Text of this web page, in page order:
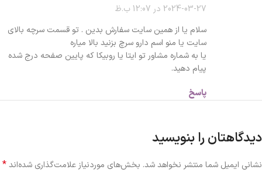
2024-03-27 در 12:07 ب.ظ
سلام یا از همین سایت سفارش بدین . تو قسمت سرچه بالای
سایت یا منو اسم دارو سرچ بزنید بالا میاره
یا به شماره مشاور تو ایتا یا روبیکا که پایین صفحه درج شده
پیام دهید.
پاسخ
دیدگاهتان را بنویسید
نشانی ایمیل شما منتشر نخواهد شد. بخش‌های موردنیاز علامت‌گذاری شده‌اند*